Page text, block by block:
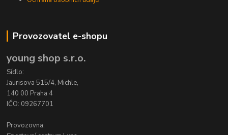
Provozovatel e-shopu
young shop s.r.o.
Sídlo:
Jaurisova 515/4, Michle,
140 00 Praha 4
IČO: 09267701
Provozovna: